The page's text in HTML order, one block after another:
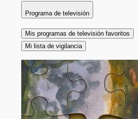
Programa de televisión
Mis programas de televisión favoritos
Mi lista de vigilancia